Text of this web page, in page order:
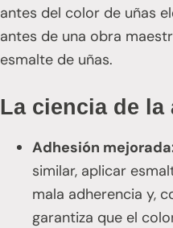
antes del color de uñas
antes de una obra
esmalte de uñas.
La ciencia de
Adhesión
similar, aplicar
mala adherencia y,
garantiza que el